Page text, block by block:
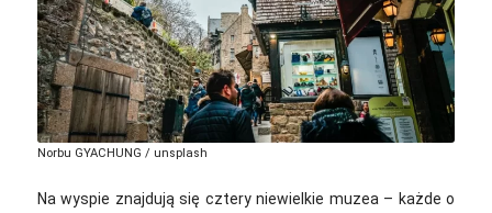
Norbu GYACHUNG / unsplash
Na wyspie znajdują się cztery niewielkie muzea – każde o